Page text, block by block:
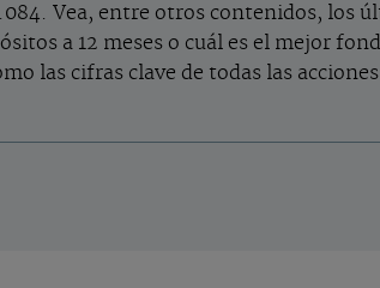
Vea, entre otros contenidos, los
a 12 meses o cuál es el mejor
las cifras clave de todas las